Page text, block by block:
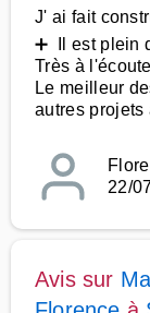
J' ai fait
➕ Il est plein
Très à
Le meilleur
autres projets
22/
Avis sur